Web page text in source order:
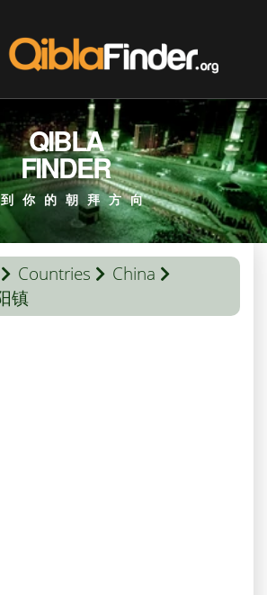
QIBLA
FINDER
你的朝拜方向
Countries
China
镇